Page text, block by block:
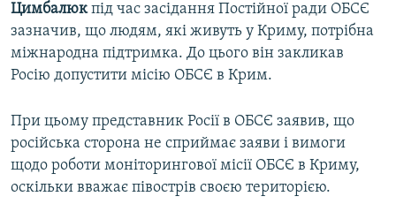
Цимбалюкпід час засідання Постійної ради ОБСЄ
зазначив, що людям, які живуть у Криму, потрібна
міжнародна підтримка. До цього він закликав
Росію допустити місію ОБСЄ в Крим.
При цьому представник Росії в ОБСЄ заявив, що
російська сторона не сприймає заяви і вимоги
щодо роботи моніторингової місії ОБСЄ в Криму,
оскільки вважає півострів своєю територією.